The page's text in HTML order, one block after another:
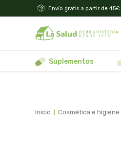
Envío gratis a partir de 45€
suplementos
inicio cosmética e higiene